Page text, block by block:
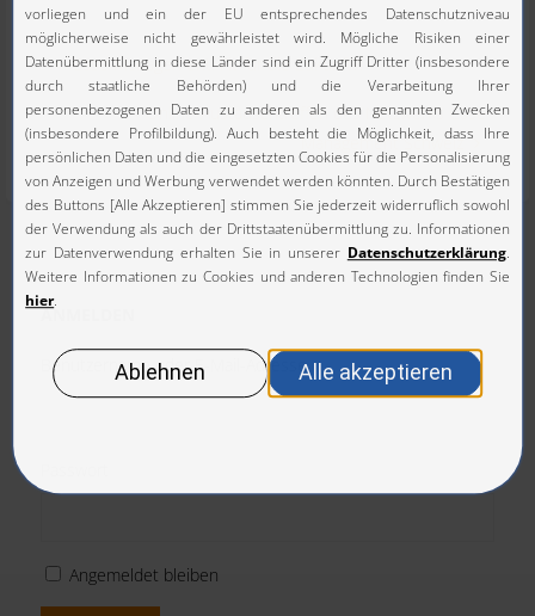
Case Management: Fit für die Zukunft?!
Online-Austauschtreffen des Netzwerks Case
Management Schweiz
ANMELDEN
Benutzername oder E-Mail-Adresse
Angemeldet bleiben